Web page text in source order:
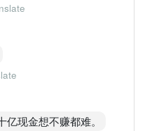
现金想不赚都难。